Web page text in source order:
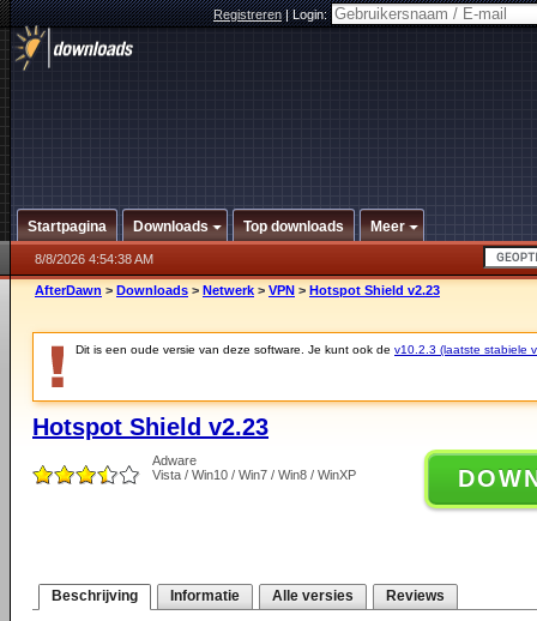
Registreren|Login:
Startpagina Downloads Top downloads Meer
8/8/2026 4:54:38 AM
AfterDawn > Downloads > Netwerk > VPN > Hotspot Shield v2.23
Dit is een oude versie van deze software. Je kunt ook de v10.2.3 (laatste stabiele
Hotspot Shield v2.23
Adware
Vista / Win10 / Win7 / Win8 / WinXP
Beschrijving Informatie Alle versies Reviews